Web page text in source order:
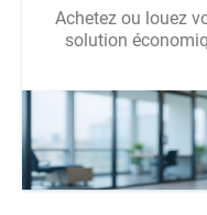
Achetez ou louez
solution